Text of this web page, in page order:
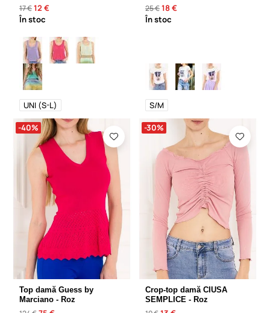
17 €12 €
În stoc
UNI (S-L)
25 €18 €
În stoc
S/M
-40%
Top damă Guess by
Marciano - Roz
-30%
Crop-top damă CIUSA
SEMPLICE - Roz